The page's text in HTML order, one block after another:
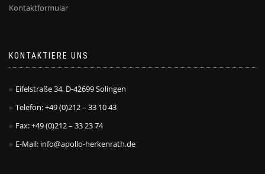
Kontaktformular
KONTAKTIERE UNS
Eifelstraße 34, D-42699 Solingen
Telefon: +49 (0)212 – 33 10 43
Fax: +49 (0)212 – 33 23 74
E-Mail: info@apollo-herkenrath.de